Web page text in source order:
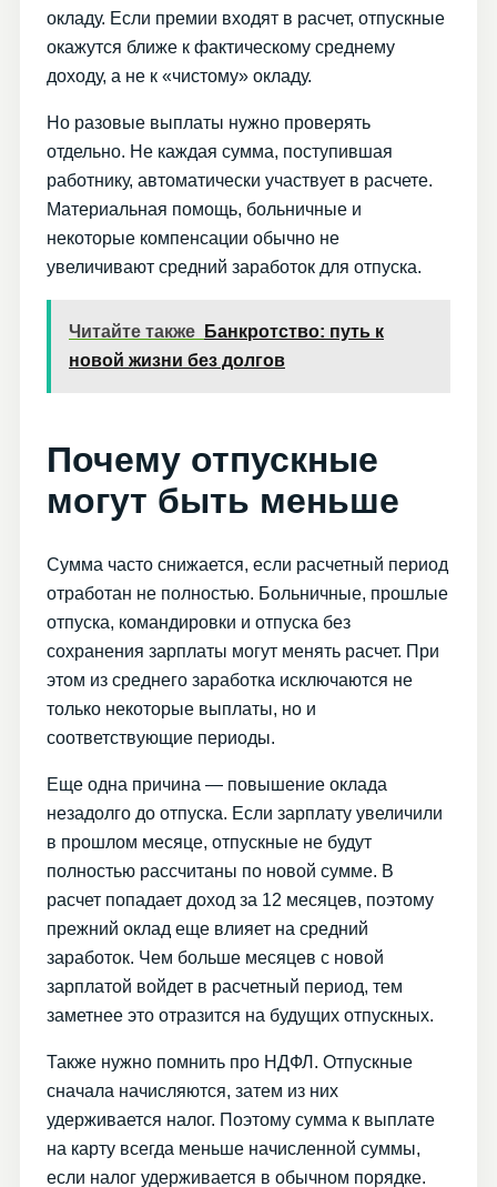
окладу. Если премии входят в расчет, отпускные
окажутся ближе к фактическому среднему
доходу, а не к «чистому» окладу.
Но разовые выплаты нужно проверять
отдельно. Не каждая сумма, поступившая
работнику, автоматически участвует в расчете.
Материальная помощь, больничные и
некоторые компенсации обычно не
увеличивают средний заработок для отпуска.
Читайте также
Банкротство: путь к
новой жизни без долгов
Почему отпускные
могут быть меньше
Сумма часто снижается, если расчетный период
отработан не полностью. Больничные, прошлые
отпуска, командировки и отпуска без
сохранения зарплаты могут менять расчет. При
этом из среднего заработка исключаются не
только некоторые выплаты, но и
соответствующие периоды.
Еще одна причина — повышение оклада
незадолго до отпуска. Если зарплату увеличили
в прошлом месяце, отпускные не будут
полностью рассчитаны по новой сумме. В
расчет попадает доход за 12 месяцев, поэтому
прежний оклад еще влияет на средний
заработок. Чем больше месяцев с новой
зарплатой войдет в расчетный период, тем
заметнее это отразится на будущих отпускных.
Также нужно помнить про НДФЛ. Отпускные
сначала начисляются, затем из них
удерживается налог. Поэтому сумма к выплате
на карту всегда меньше начисленной суммы,
если налог удерживается в обычном порядке.